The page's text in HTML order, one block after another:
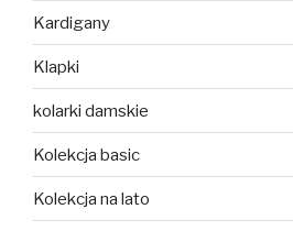
Kardigany
Klapki
kolarki damskie
Kolekcja basic
Kolekcja na lato